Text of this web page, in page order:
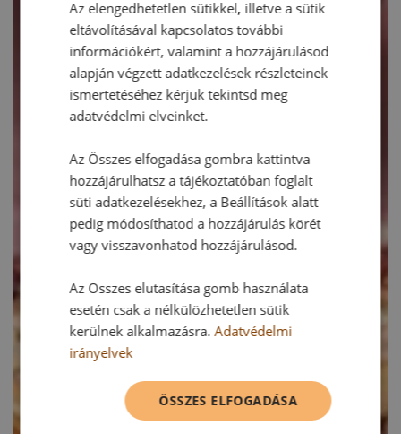
Az elengedhetetlen sütikkel, illetve a sütik
eltávolításával kapcsolatos további
információkért, valamint a hozzájárulásod
alapján végzett adatkezelések részleteinek
ismertetéséhez kérjük tekintsd meg
adatvédelmi elveinket.
Az Összes elfogadása gombra kattintva
hozzájárulhatsz a tájékoztatóban foglalt
süti adatkezelésekhez, a Beállítások alatt
pedig módosíthatod a hozzájárulás körét
vagy visszavonhatod hozzájárulásod.
Az Összes elutasítása gomb használata
esetén csak a nélkülözhetetlen sütik
kerülnek alkalmazásra.Adatvédelmi
irányelvek
ÖSSZES ELFOGADÁSA